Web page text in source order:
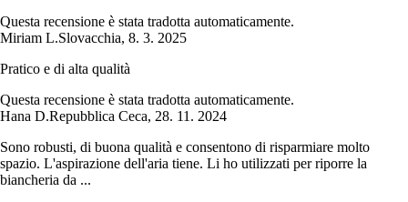
Questa recensione è stata tradotta automaticamente.
Miriam L.Slovacchia, 8. 3. 2025
Pratico e di alta qualità
Questa recensione è stata tradotta automaticamente.
Hana D.Repubblica Ceca, 28. 11. 2024
Sono robusti, di buona qualità e consentono di risparmiare molto
spazio. L'aspirazione dell'aria tiene. Li ho utilizzati per riporre la
biancheria da ...